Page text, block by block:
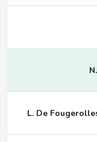
L. De